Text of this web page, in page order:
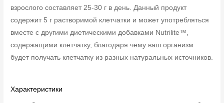
взрослого составляет 25-30 г в день. Данный продукт
содержит 5 г растворимой клетчатки и может употребляться
вместе с другими диетическими добавками Nutrilite™,
содержащими клетчатку, благодаря чему ваш организм
будет получать клетчатку из разных натуральных источников.
Характеристики